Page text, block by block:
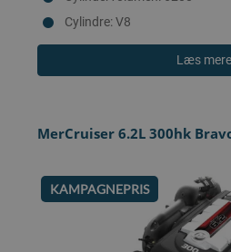
Cylindre: V8
Læs mere
MerCruiser 6.2L 300hk
KAMPAGNEPRIS